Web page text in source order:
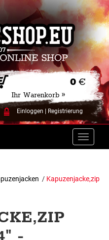
0 €
Ihr Warenkorb »
Einloggen Registrierung
Toggle
/ Kapuzenjacke,zip